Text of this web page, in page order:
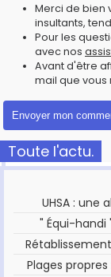
Merci de bien
insultants,
Pour les
avec nos
Avant d'être
mail que vous
Toute l'actu.
UHSA : une
" Équi-handi
Plages